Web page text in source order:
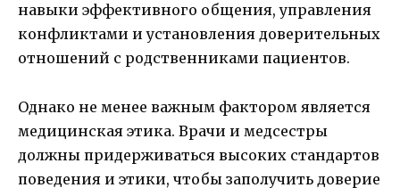
навыки эффективного общения, управления
конфликтами и установления доверительных
отношений с родственниками пациентов.
Однако не менее важным фактором является
медицинская этика. Врачи и медсестры
должны придерживаться высоких стандартов
поведения и этики, чтобы заполучить доверие